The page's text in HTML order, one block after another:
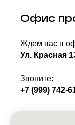
Офис
Ждем вас в
Ул. Красная
Звоните:
+7 (999) 742-